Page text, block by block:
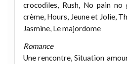
crocodiles, Rush, No pain
crème, Hours, Jeune et Jolie,
Jasmine, Le majordome
Romance
Une rencontre, Situation